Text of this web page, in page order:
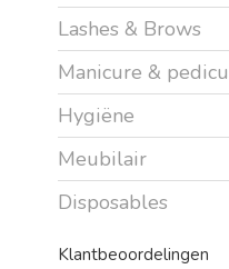
Lashes & Brows
Manicure &
Hygiëne
Meubilair
Disposables
Klantbeoordelingen